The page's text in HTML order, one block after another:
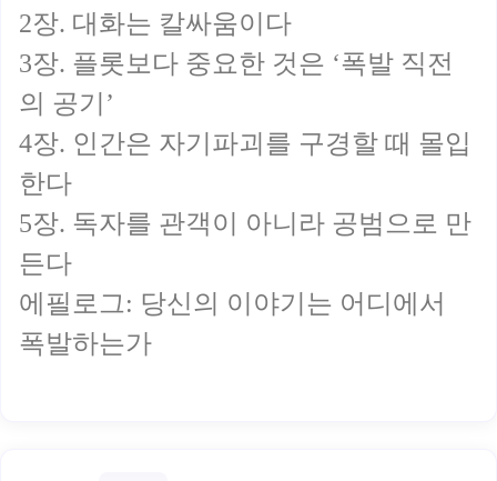
2장. 대화는 칼싸움이다
3장. 플롯보다 중요한 것은 ‘폭발 직전
의 공기’
4장. 인간은 자기파괴를 구경할 때 몰입
한다
5장. 독자를 관객이 아니라 공범으로 만
든다
에필로그: 당신의 이야기는 어디에서
폭발하는가